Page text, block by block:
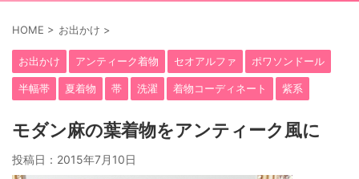
HOME > お出かけ >
お出かけ アンティーク着物 セオアルファ ポワソンドール
半幅帯 夏着物 帯 洗濯 着物コーディネート 紫系
モダン麻の葉着物をアンティーク風に
投稿日： 2015年7月10日